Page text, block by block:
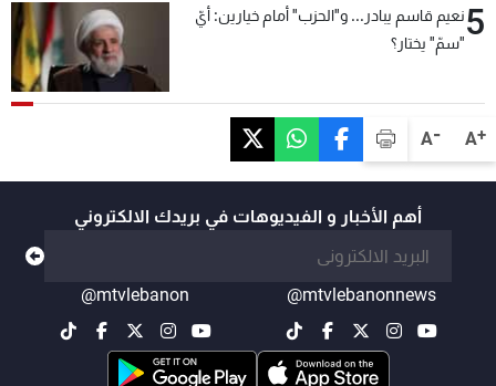
A+
A-
5نعيم قاسم يبادر... و"الحزب" أمام خيارين: أيّ
"سمّ" يختار؟
أهم الأخبار و الفيديوهات في بريدك الالكتروني
@mtvlebanonnews
@mtvlebanon